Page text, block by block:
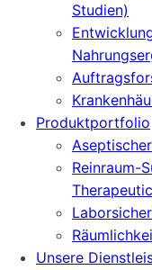
Studien)
Produktportfolio
Reinraum-
Unsere